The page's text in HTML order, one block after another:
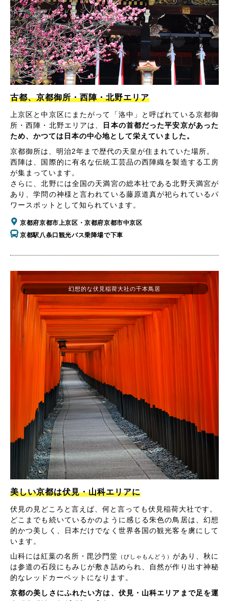
古都、京都御所・西陣・北野エリア
上京区と中京区にまたがって「洛中」と呼ばれている京都御
所・西陣・北野エリアは、
日本の首都だった平安京があった
ため、かつては日本の中心地として栄えていました。
京都御所は、明治2年まで歴代の天皇が住まれていた場所。
西陣は、国際的に有名な伝統工芸品の西陣織を製造する工房
が集まっています。
さらに、北野には全国の天満宮の総本社である北野天満宮が
あり、学問の神様と言われている藤原道真が祀られているパ
ワースポットとして知られています。
京都府京都市上京区・京都府京都市中京区
京都駅八条口観光バス乗降場で下車
美しい京都は伏見・山科エリアに
伏見の見どころと言えば、何と言っても伏見稲荷大社です。
どこまでも続いているかのように感じる朱色の鳥居は、幻想
的かつ美しく、日本だけでなく世界各国の観光客を虜にして
います。
山科には紅葉の名所・毘沙門堂 （びしゃもんどう） があり、秋に
は参道の石段にもみじが敷き詰められ、自然が作り出す神秘
的なレッドカーペットになります。
京都の美しさにふれたい方は、伏見・山科エリアまで足を運
幻想的な伏見稲荷大社の千本鳥居